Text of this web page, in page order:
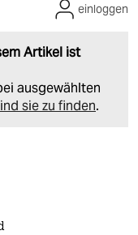
Artikel ist
ausgewählten
sie zu finden.
einloggen